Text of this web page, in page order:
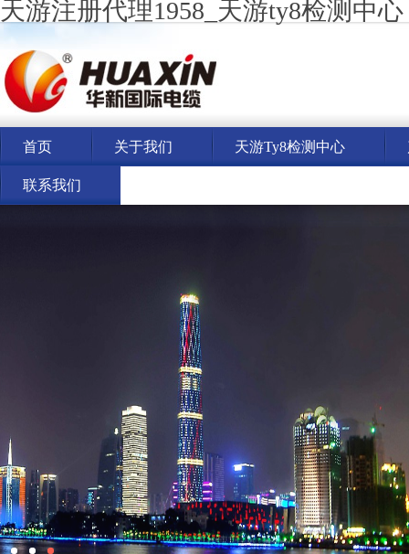
天游注册代理1958_天游ty8检测中心
首页 关于我们 天游ty8检测中心
联系我们